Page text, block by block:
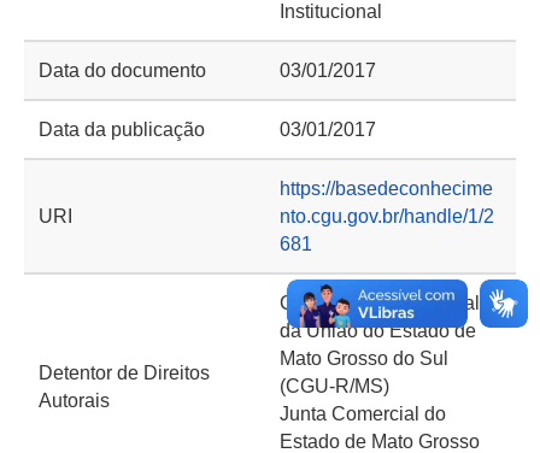
Institucional
Data do documento 03/01/2017
Data da publicação 03/01/2017
URI
https://basedeconhecime
nto.cgu.gov.br/handle/1/2
681
Detentor de Direitos
Autorais
Controladoria Regional
da União do Estado de
Mato Grosso do Sul
(CGU-R/MS)
Junta Comercial do
Estado de Mato Grosso